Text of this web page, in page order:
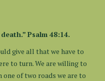
Psalm 48:14.
give all that we have to
to turn. We are willing to
of two roads we are to